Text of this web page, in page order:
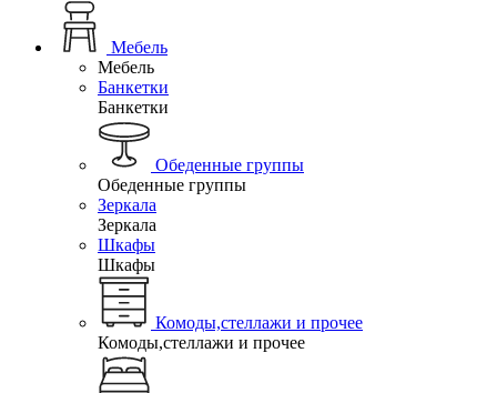
Мебель
Мебель
Банкетки
Банкетки
Обеденные группы
Обеденные группы
Зеркала
Зеркала
Шкафы
Шкафы
Комоды,стеллажи и прочее
Комоды,стеллажи и прочее